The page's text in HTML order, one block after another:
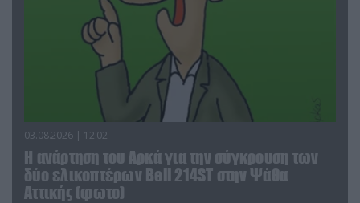
03.08.2026 | 12:02
Η ανάρτηση του Αρκά για την σύγκρουση των
δύο ελικοπτέρων Bell 214ST στην Ψάθα
Αττικής (φωτο)